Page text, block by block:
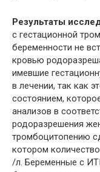
Результаты
с гестационной
беременности не
кровью
имевшие
в лечении, так как
состоянием,
анализов в
родоразрешения
тромбоцитопению
котором
/л. Беременные с